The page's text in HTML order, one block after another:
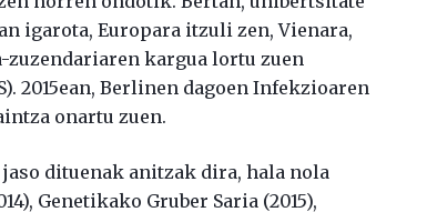
igarota, Europara itzuli zen, Vienara,
zuzendariaren kargua lortu zuen
2015ean, Berlinen dagoen Infekzioaren
onartu zuen.
dituenak anitzak dira, hala nola
Genetikako Gruber Saria (2015),